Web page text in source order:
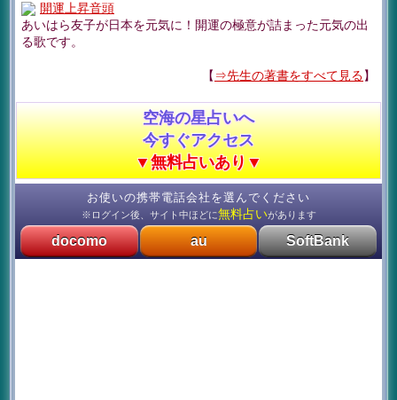
開運上昇音頭
あいはら友子が日本を元気に！開運の極意が詰まった元気の出
る歌です。
【 ⇒先生の著書をすべて見る】
空海の星占いへ
今すぐアクセス
▼無料占いあり▼
お使いの携帯電話会社を選んでください
※ログイン後、サイト中ほどに無料占いがあります
docomo au SoftBank